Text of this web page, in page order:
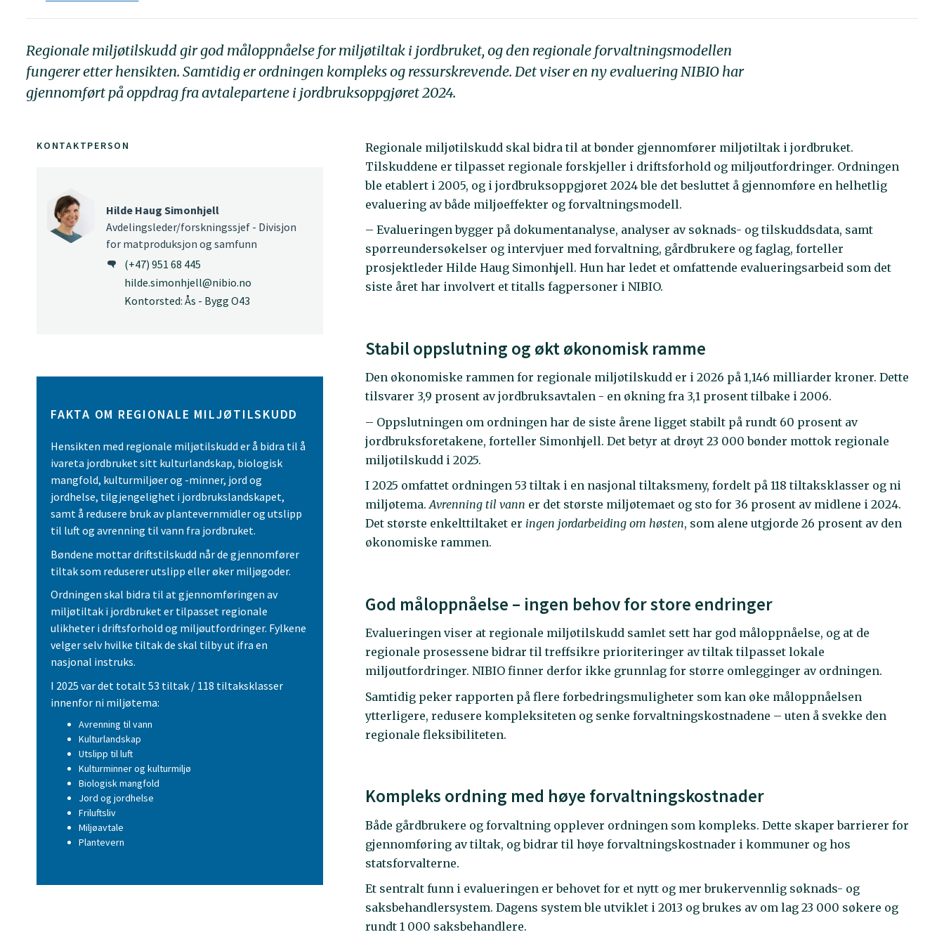
Regionale miljøtilskudd gir god måloppnåelse for miljøtiltak i jordbruket, og den regionale forvaltningsmodellen
fungerer etter hensikten. Samtidig er ordningen kompleks og ressurskrevende. Det viser en ny evaluering NIBIO har
gjennomført på oppdrag fra avtalepartene i jordbruksoppgjøret 2024.
Regionale miljøtilskudd skal bidra til at bønder gjennomfører miljøtiltak i jordbruket.
Tilskuddene er tilpasset regionale forskjeller i driftsforhold og miljøutfordringer. Ordningen
ble etablert i 2005, og i jordbruksoppgjøret 2024 ble det besluttet å gjennomføre en helhetlig
evaluering av både miljøeffekter og forvaltningsmodell.
– Evalueringen bygger på dokumentanalyse, analyser av søknads- og tilskuddsdata, samt
spørreundersøkelser og intervjuer med forvaltning, gårdbrukere og faglag, forteller
prosjektleder Hilde Haug Simonhjell. Hun har ledet et omfattende evalueringsarbeid som det
siste året har involvert et titalls fagpersoner i NIBIO.
Stabil oppslutning og økt økonomisk ramme
Den økonomiske rammen for regionale miljøtilskudd er i 2026 på 1,146 milliarder kroner. Dette
tilsvarer 3,9 prosent av jordbruksavtalen - en økning fra 3,1 prosent tilbake i 2006.
– Oppslutningen om ordningen har de siste årene ligget stabilt på rundt 60 prosent av
jordbruksforetakene, forteller Simonhjell. Det betyr at drøyt 23 000 bønder mottok regionale
miljøtilskudd i 2025.
I 2025 omfattet ordningen 53 tiltak i en nasjonal tiltaksmeny, fordelt på 118 tiltaksklasser og ni
miljøtema.Avrenning til vann er det største miljøtemaet og sto for 36 prosent av midlene i 2024.
Det største enkelttiltaket er ingen jordarbeiding om høsten, som alene utgjorde 26 prosent av den
økonomiske rammen.
God måloppnåelse – ingen behov for store endringer
Evalueringen viser at regionale miljøtilskudd samlet sett har god måloppnåelse, og at de
regionale prosessene bidrar til treffsikre prioriteringer av tiltak tilpasset lokale
miljøutfordringer. NIBIO finner derfor ikke grunnlag for større omlegginger av ordningen.
Samtidig peker rapporten på flere forbedringsmuligheter som kan øke måloppnåelsen
ytterligere, redusere kompleksiteten og senke forvaltningskostnadene – uten å svekke den
regionale fleksibiliteten.
Kompleks ordning med høye forvaltningskostnader
Både gårdbrukere og forvaltning opplever ordningen som kompleks. Dette skaper barrierer for
gjennomføring av tiltak, og bidrar til høye forvaltningskostnader i kommuner og hos
statsforvalterne.
Et sentralt funn i evalueringen er behovet for et nytt og mer brukervennlig søknads- og
saksbehandlersystem. Dagens system ble utviklet i 2013 og brukes av om lag 23 000 søkere og
rundt 1 000 saksbehandlere.
KONTAKTPERSON
Hilde Haug Simonhjell
Avdelingsleder/forskningssjef - Divisjon
for matproduksjon og samfunn
(+47) 951 68 445
hilde.simonhjell@nibio.no
Kontorsted: Ås - Bygg O43
FAKTA OM REGIONALE MILJØTILSKUDD
Hensikten med regionale miljøtilskudd er å bidra til å
ivareta jordbruket sitt kulturlandskap, biologisk
mangfold, kulturmiljøer og -minner, jord og
jordhelse, tilgjengelighet i jordbrukslandskapet,
samt å redusere bruk av plantevernmidler og utslipp
til luft og avrenning til vann fra jordbruket.
Bøndene mottar driftstilskudd når de gjennomfører
tiltak som reduserer utslipp eller øker miljøgoder.
Ordningen skal bidra til at gjennomføringen av
miljøtiltak i jordbruket er tilpasset regionale
ulikheter i driftsforhold og miljøutfordringer. Fylkene
velger selv hvilke tiltak de skal tilby ut ifra en
nasjonal instruks.
I 2025 var det totalt 53 tiltak / 118 tiltaksklasser
innenfor ni miljøtema:
Avrenning til vann
Kulturlandskap
Utslipp til luft
Kulturminner og kulturmiljø
Biologisk mangfold
Jord og jordhelse
Friluftsliv
Miljøavtale
Plantevern